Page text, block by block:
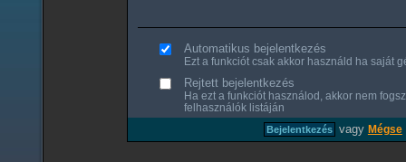
Automatikus bejelentkezés
Ezt a funkciót csak akkor használd ha saját
Rejtett bejelentkezés
Ha ezt a funkciót használod, akkor nem
felhasználók listáján
vagy Mégse